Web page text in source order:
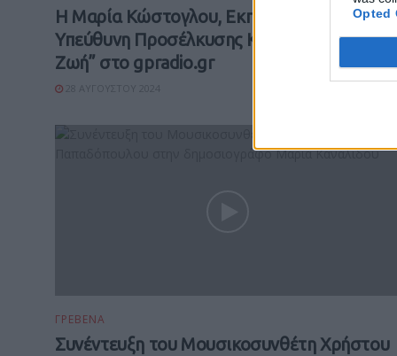
Opted
Η Μαρία Κώστογλου, Εκπρόσωπος &
Υπεύθυνη Προσέλκυσης ΚΕΔΜΟΠ- “Χάρισε
Ζωή” στο gpradio.gr
28 ΑΥΓΟΎΣΤΟΥ 2024
ΓΡΕΒΕΝΑ
Συνέντευξη του Μουσικοσυνθέτη Χρήστου